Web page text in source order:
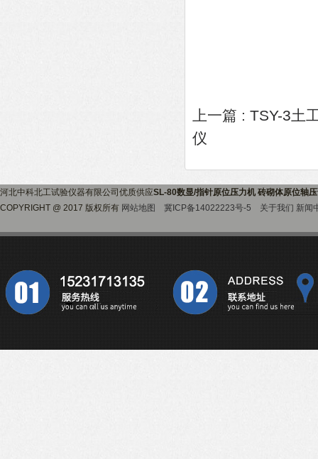
上一篇 : TSY-3土
仪
河北中科北工试验仪器有限公司优质供应SL-80数显/指针原位压力机 砖砌体原位轴
COPYRIGHT @ 2017 版权所有 网站地图 冀ICP备14022223号-5 关于我们 新闻